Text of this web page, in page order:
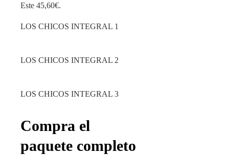
Este 45,60€.
LOS CHICOS INTEGRAL 1
LOS CHICOS INTEGRAL 2
LOS CHICOS INTEGRAL 3
Compra el
paquete completo